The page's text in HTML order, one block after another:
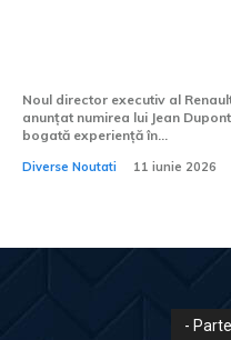
Noul director executiv al
anunțat numirea lui Jean
bogată experiență în...
Diverse Noutati 11 iunie 2026
-